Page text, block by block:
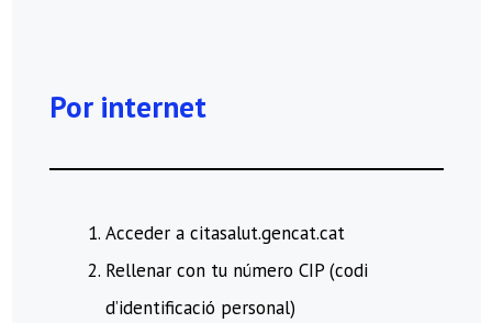
Por internet
Acceder a citasalut.gencat.cat
Rellenar con tu número CIP (codi
d’identificació personal)